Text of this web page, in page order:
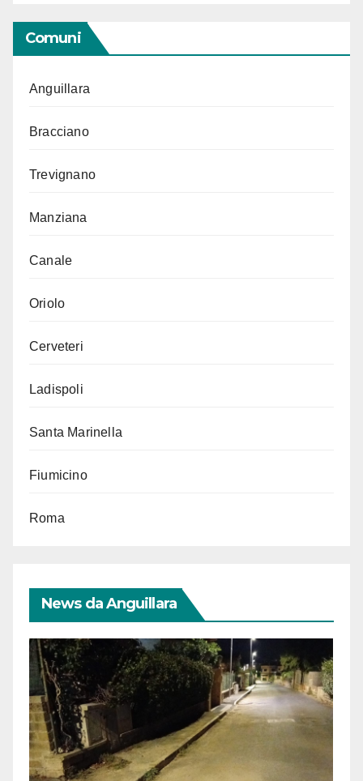
Comuni
Anguillara
Bracciano
Trevignano
Manziana
Canale
Oriolo
Cerveteri
Ladispoli
Santa Marinella
Fiumicino
Roma
News da Anguillara